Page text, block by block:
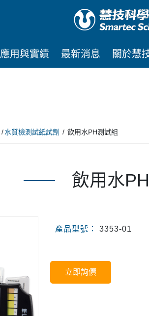
應用與實績 最新消息 關於慧
水質檢測試紙試劑 飲用水PH測試組
飲用水
產品型號： 3353-01
立即詢價